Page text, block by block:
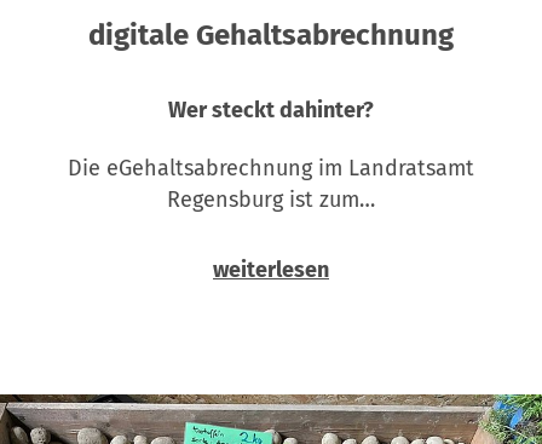
digitale Gehaltsabrechnung
Wer steckt dahinter?
Die eGehaltsabrechnung im Landratsamt
Regensburg ist zum…
weiterlesen